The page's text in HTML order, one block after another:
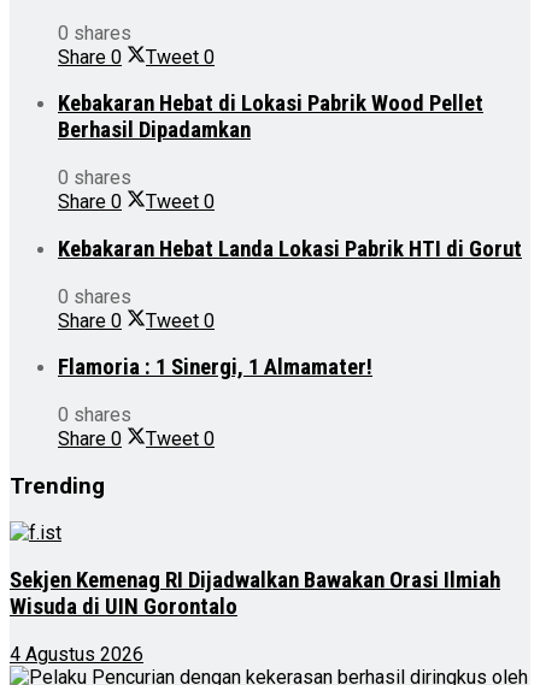
0 shares
Share 0 Tweet 0
Kebakaran Hebat di Lokasi Pabrik Wood Pellet
Berhasil Dipadamkan
0 shares
Share 0 Tweet 0
Kebakaran Hebat Landa Lokasi Pabrik HTI di Gorut
0 shares
Share 0 Tweet 0
Flamoria : 1 Sinergi, 1 Almamater!
0 shares
Share 0 Tweet 0
Trending
Sekjen Kemenag RI Dijadwalkan Bawakan Orasi Ilmiah
Wisuda di UIN Gorontalo
4 Agustus 2026